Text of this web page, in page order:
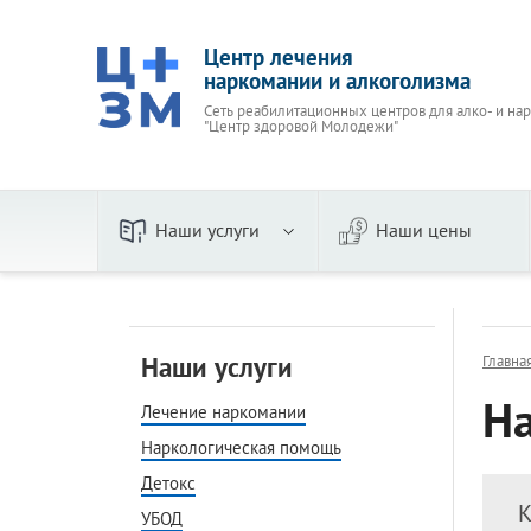
Центр лечения
наркомании и алкоголизма
Сеть реабилитационных центров для алко- и
"Центр здоровой Молодежи"
Наши услуги
Детокс
УБОД
Кодирование
В стационаре
Наши цены
Наши услуги
Лечение наркомании
Наркологическая помощь
Детокс
УБОД